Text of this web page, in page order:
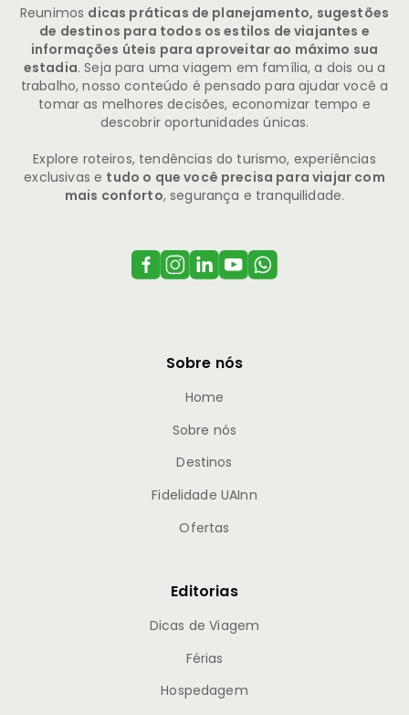
Reunimos dicas práticas de planejamento, sugestões
de destinos para todos os estilos de viajantes e
informações úteis para aproveitar ao máximo sua
estadia. Seja para uma viagem em família, a dois ou a
trabalho, nosso conteúdo é pensado para ajudar você a
tomar as melhores decisões, economizar tempo e
descobrir oportunidades únicas.
Explore roteiros, tendências do turismo, experiências
exclusivas e tudo o que você precisa para viajar com
mais conforto, segurança e tranquilidade.
Sobre nós
Home
Sobre nós
Destinos
Fidelidade UAInn
Ofertas
Editorias
Dicas de Viagem
Férias
Hospedagem